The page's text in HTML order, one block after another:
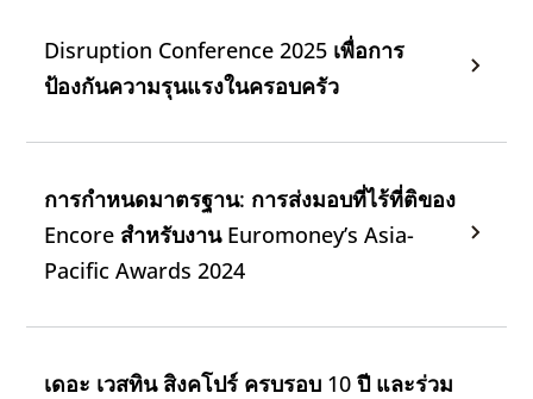
Disruption Conference 2025 เพื่อการ
ป้องกันความรุนแรงในครอบครัว
การกําหนดมาตรฐาน: การส่งมอบที่ไร้ที่ติของ
Encore สําหรับงาน Euromoney’s Asia-
Pacific Awards 2024
เดอะ เวสทิน สิงคโปร์ ครบรอบ 10 ปี และร่วม